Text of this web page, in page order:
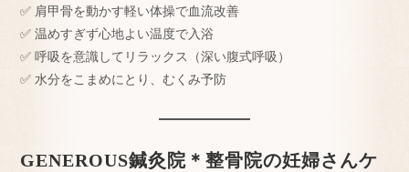
✅ 肩甲骨を動かす軽い体操で血流改善
✅ 温めすぎず心地よい温度で入浴
✅ 呼吸を意識してリラックス（深い腹式呼吸）
✅ 水分をこまめにとり、むくみ予防
GENEROUS鍼灸院＊整骨院の妊婦さんケ